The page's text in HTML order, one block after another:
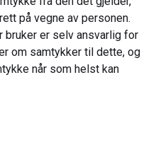
på vegne av personen.
bruker er selv ansvarlig for
om samtykker til dette, og
når som helst kan